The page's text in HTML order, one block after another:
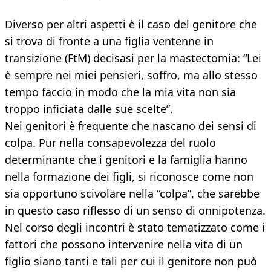
Diverso per altri aspetti è il caso del genitore che
si trova di fronte a una figlia ventenne in
transizione (FtM) decisasi per la mastectomia: “Lei
è sempre nei miei pensieri, soffro, ma allo stesso
tempo faccio in modo che la mia vita non sia
troppo inficiata dalle sue scelte”.
Nei genitori è frequente che nascano dei sensi di
colpa. Pur nella consapevolezza del ruolo
determinante che i genitori e la famiglia hanno
nella formazione dei figli, si riconosce come non
sia opportuno scivolare nella “colpa”, che sarebbe
in questo caso riflesso di un senso di onnipotenza.
Nel corso degli incontri è stato tematizzato come i
fattori che possono intervenire nella vita di un
figlio siano tanti e tali per cui il genitore non può